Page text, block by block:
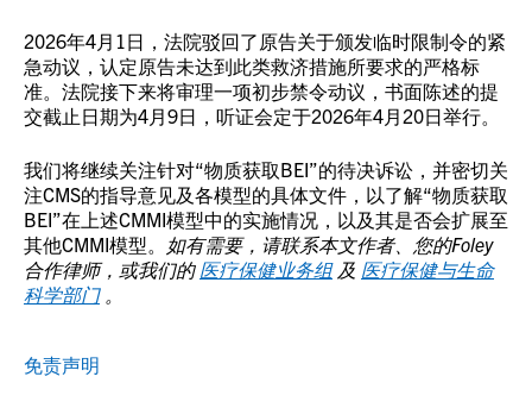
2026年4月1日，法院驳回了原告关于颁发临时限制令的紧
急动议，认定原告未达到此类救济措施所要求的严格标
准。法院接下来将审理一项初步禁令动议，书面陈述的提
交截止日期为4月9日，听证会定于2026年4月20日举行。
我们将继续关注针对“物质获取BEI”的待决诉讼，并密切关
注CMS的指导意见及各模型的具体文件，以了解“物质获取
BEI”在上述CMMI模型中的实施情况，以及其是否会扩展至
其他CMMI模型。 如有需要，请联系本文作者、您的Foley
合作律师，或我们的 医疗保健业务组及 医疗保健与生命
科学部门。
免责声明